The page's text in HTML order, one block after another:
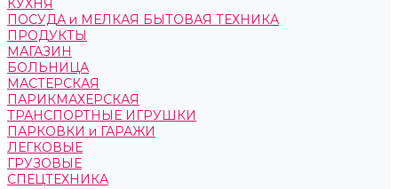
КУХНЯ
ПОСУДА и МЕЛКАЯ БЫТОВАЯ ТЕХНИКА
ПРОДУКТЫ
МАГАЗИН
БОЛЬНИЦА
МАСТЕРСКАЯ
ПАРИКМАХЕРСКАЯ
ТРАНСПОРТНЫЕ ИГРУШКИ
ПАРКОВКИ и ГАРАЖИ
ЛЕГКОВЫЕ
ГРУЗОВЫЕ
СПЕЦТЕХНИКА